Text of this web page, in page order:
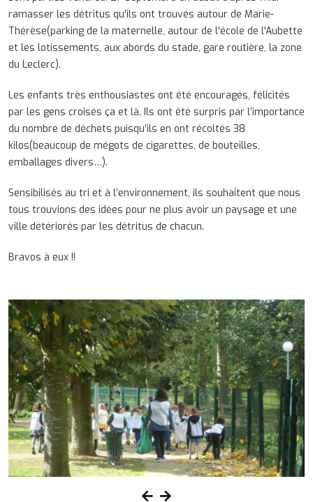
ramasser les détritus qu'ils ont trouvés autour de Marie-
Thérèse(parking de la maternelle, autour de l'école de l'Aubette
et les lotissements, aux abords du stade, gare routière, la zone
du Leclerc).
Les enfants très enthousiastes ont été encouragés, félicités
par les gens croisés ça et là. Ils ont été surpris par l’importance
du nombre de déchets puisqu’ils en ont récoltés 38
kilos(beaucoup de mégots de cigarettes, de bouteilles,
emballages divers…).
Sensibilisés au tri et à l’environnement, ils souhaitent que nous
tous trouvions des idées pour ne plus avoir un paysage et une
ville détériorés par les détritus de chacun.
Bravos à eux !!